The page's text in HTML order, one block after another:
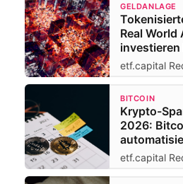
GELDANLAGE
Real World
etf.capital
BITCOIN
Krypto-
2026:
etf.capital